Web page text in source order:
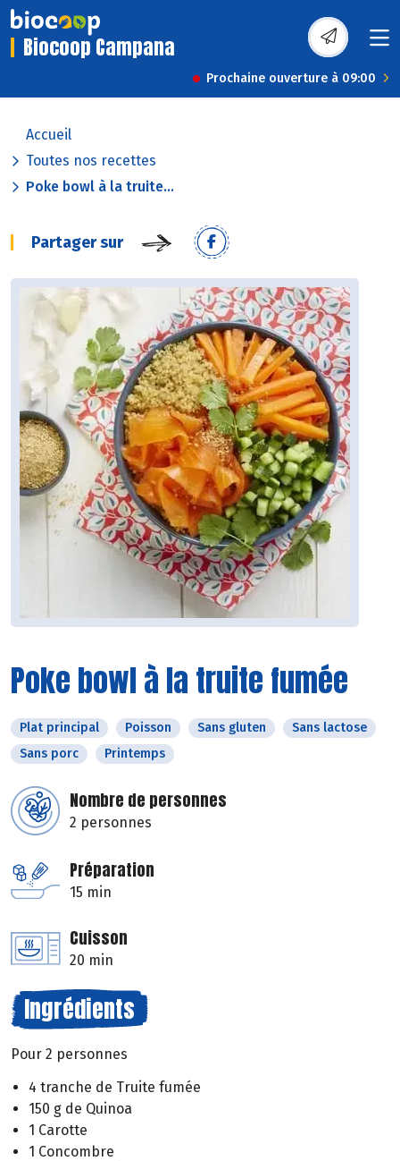
Biocoop Campana
Prochaine ouverture à 09:00
Accueil
Toutes nos recettes
Poke bowl à la truite...
Partager sur
Poke bowl à la truite fumée
Plat principal Poisson Sans gluten
Sans lactose
Sans porc
Printemps
Nombre de personnes
2 personnes
Préparation
15 min
Cuisson
20 min
Ingrédients
Pour 2 personnes
4 tranche de Truite fumée
150 g de Quinoa
1 Carotte
1 Concombre